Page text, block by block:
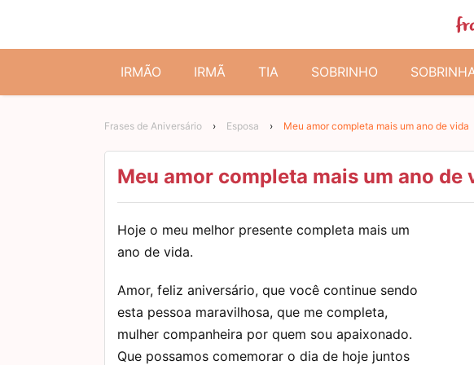
IRMÃO IRMÃ TIA SOBRINHO
Frases de Aniversário › Esposa › Meu amor completa mais um ano de vida
Meu amor completa mais um ano de
Hoje o meu melhor presente completa mais um
ano de vida.
Amor, feliz aniversário, que você continue sendo
esta pessoa maravilhosa, que me completa,
mulher companheira por quem sou apaixonado.
Que possamos comemorar o dia de hoje juntos